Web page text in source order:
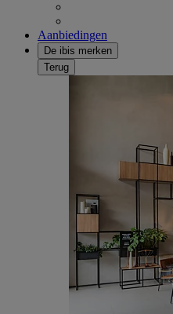
Aanbiedingen
De ibis merken
Terug